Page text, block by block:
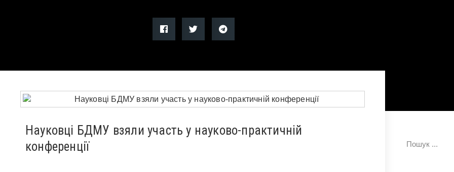
Науковці БДМУ взяли участь у науково-практичній
конференції